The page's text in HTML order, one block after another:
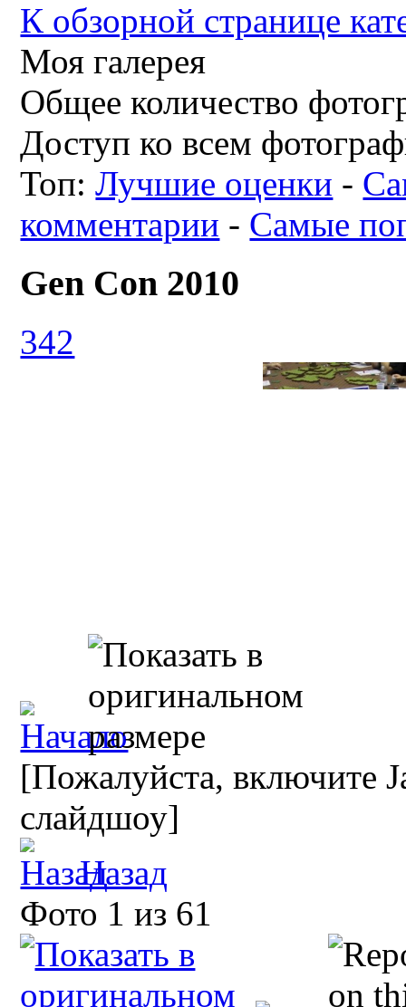
К обзорной странице
Моя галерея
Общее количество
Доступ ко всем
Топ:Лучшие оценки -
комментарии - Самые
Gen Con 2010
342
[Пожалуйста, включите
слайдшоу]
Назад
Фото 1 из 61